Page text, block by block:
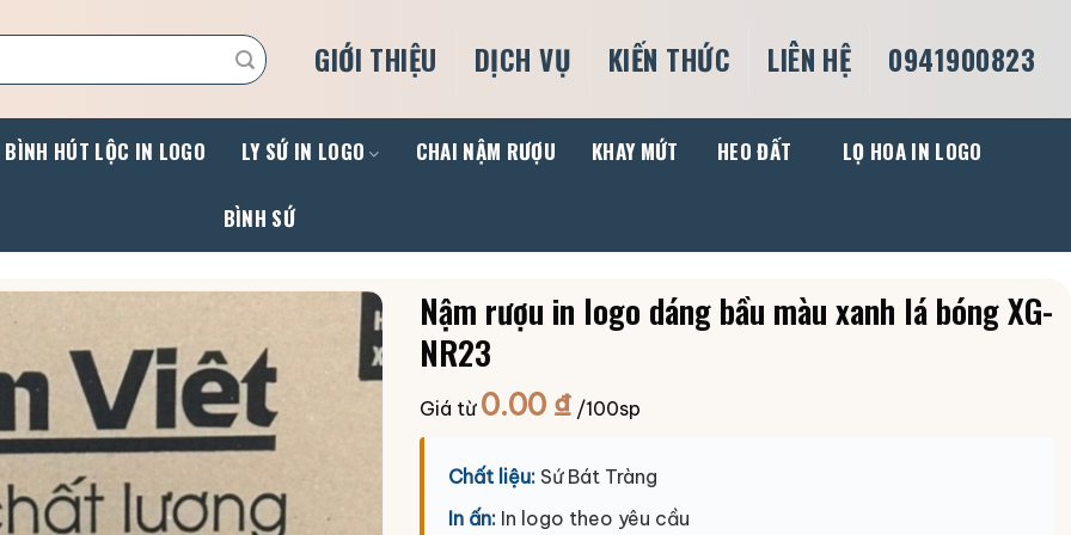
GIỚI THIỆU DỊCH VỤ KIẾN THỨC LIÊN HỆ 0941900823
BÌNH HÚT LỘC IN LOGO LY SỨ IN LOGO CHAI NẬM RƯỢU KHAY MỨT HEO ĐẤT LỌ HOA IN LOGO
BÌNH SỨ
Nậm rượu in logo dáng bầu màu xanh lá bóng XG-
NR23
Giá từ 0.00 ₫ /100sp
Chất liệu: Sứ Bát Tràng
In ấn: In logo theo yêu cầu